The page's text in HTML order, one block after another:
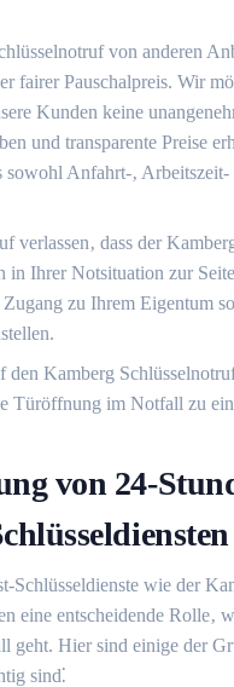
von anderen
fairer Pauschalpreis.​ Wir
Kunden keine
und transparente Preise
sowohl Anfahrt-‚ Arbeitszeit-
verlassen‚ dass der
in Ihrer Notsituation zur
Zugang zu Ihrem Eigentum
den Kamberg
Türöffnung im Notfall zu
von 24-
Schlüsseldienste wie der
eine entscheidende Rolle‚
geht.​ Hier sind einige der
sind⁚